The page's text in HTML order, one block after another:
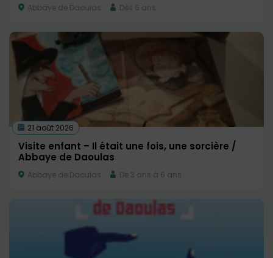
Abbaye de Daoulas Dès 6 ans
21 août 2026
Visite enfant – Il était une fois, une sorcière /
Abbaye de Daoulas
Abbaye de Daoulas De 3 ans à 6 ans